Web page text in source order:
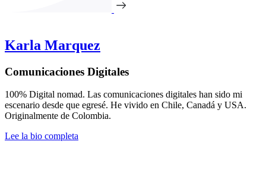
Karla Marquez
Comunicaciones Digitales
100% Digital nomad. Las comunicaciones digitales han sido mi
escenario desde que egresé. He vivido en Chile, Canadá y USA.
Originalmente de Colombia.
Lee la bio completa